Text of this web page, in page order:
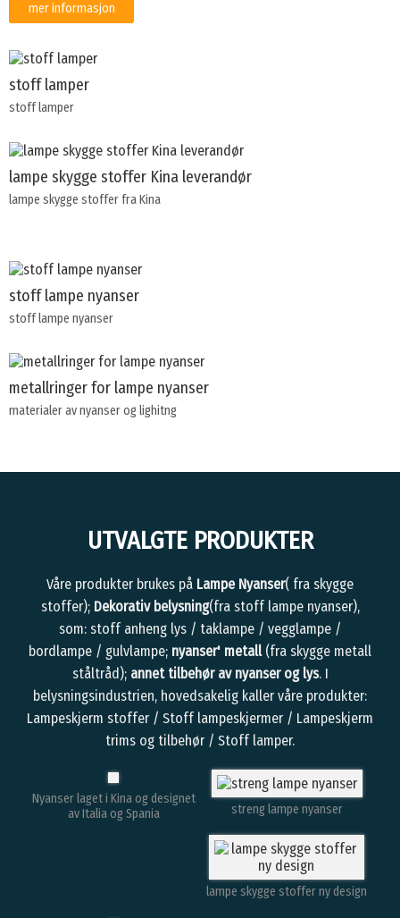
mer informasjon
stoff lamper
stoff lamper
lampe skygge stoffer Kina leverandør
lampe skygge stoffer fra Kina
stoff lampe nyanser
stoff lampe nyanser
metallringer for lampe nyanser
materialer av nyanser og lighitng
UTVALGTE PRODUKTER
Våre produkter brukes på Lampe Nyanser( fra skygge
stoffer); Dekorativ belysning(fra stoff lampe nyanser),
som: stoff anheng lys / taklampe / vegglampe /
bordlampe / gulvlampe; nyanser' metall (fra skygge metall
ståltråd); annet tilbehør av nyanser og lys. I
belysningsindustrien, hovedsakelig kaller våre produkter:
Lampeskjerm stoffer / Stoff lampeskjermer / Lampeskjerm
trims og tilbehør / Stoff lamper.
Nyanser laget i Kina og designet
av Italia og Spania
streng lampe nyanser
lampe skygge stoffer ny design